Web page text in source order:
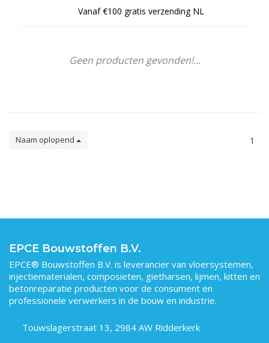
Vanaf €100 gratis verzending NL
Geen producten gevonden!...
Naam oplopend 1
EPCE Bouwstoffen B.V.
EPCE® Bouwstoffen B.V. is leverancier van vloersystemen,
injectiematerialen, composieten, gietharsen, lijmen, kitten en
betonreparatie producten voor de consument en
professionele verwerkers in de bouw en industrie.
Touwslagerstraat 13, 2984 AW Ridderkerk